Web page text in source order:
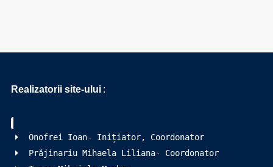
Realizatorii site-ului :
Onofrei Ioan- Inițiator, Coordonator
Prăjinariu Mihaela Liliana- Coordonator